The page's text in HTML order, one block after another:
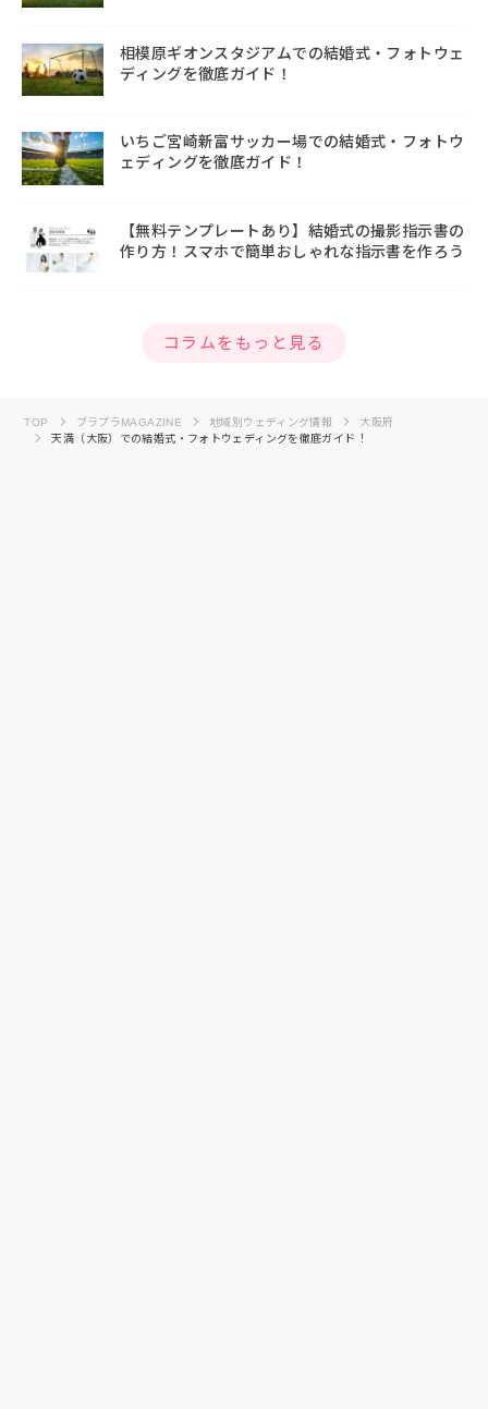
相模原ギオンスタジアムでの結婚式・フォトウェ
ディングを徹底ガイド！
いちご宮崎新富サッカー場での結婚式・フォトウ
ェディングを徹底ガイド！
【無料テンプレートあり】結婚式の撮影指示書の
作り方！スマホで簡単おしゃれな指示書を作ろう
コラムをもっと見る
TOP ブラプラMAGAZINE 地域別ウェディング情報
大阪府
天満（大阪）での結婚式・フォトウェディングを徹底ガイド！